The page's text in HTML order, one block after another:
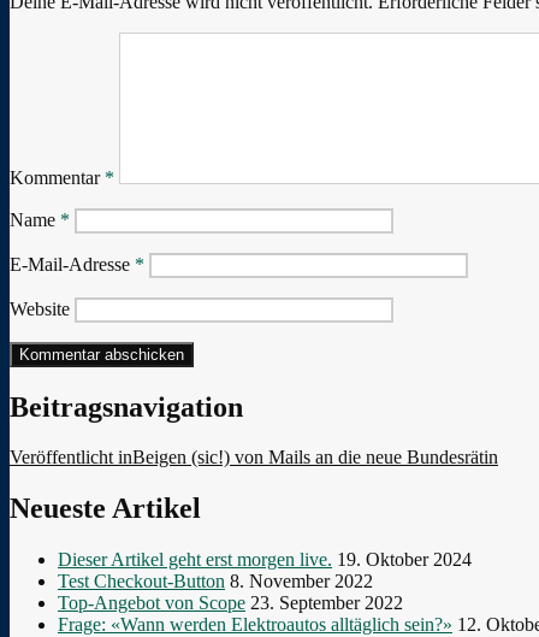
Kommentar *
Name *
E-Mail-Adresse *
Website
Beitragsnavigation
Veröffentlicht inBeigen (sic!) von Mails an die neue Bundesrätin
Neueste Artikel
Dieser Artikel geht erst morgen live. 19. Oktober 2024
Test Checkout-Button 8. November 2022
Top-Angebot von Scope 23. September 2022
Frage: «Wann werden Elektroautos alltäglich sein?» 12.